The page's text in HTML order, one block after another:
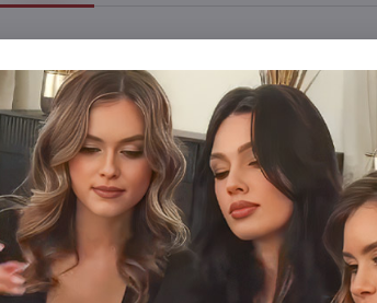
a nőknek, akik értékelik a kényelmet és a
a csúnya redők. Megerősített csúcs és
köszönhetően, és elfedi az összes bőrhibát.